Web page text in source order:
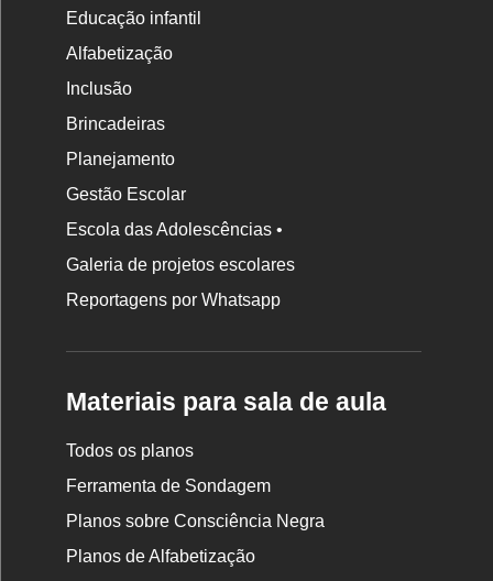
Educação infantil
Alfabetização
Inclusão
Brincadeiras
Planejamento
Gestão Escolar
Escola das Adolescências •
Galeria de projetos escolares
Reportagens por Whatsapp
Materiais para sala de aula
Todos os planos
Ferramenta de Sondagem
Planos sobre Consciência Negra
Planos de Alfabetização